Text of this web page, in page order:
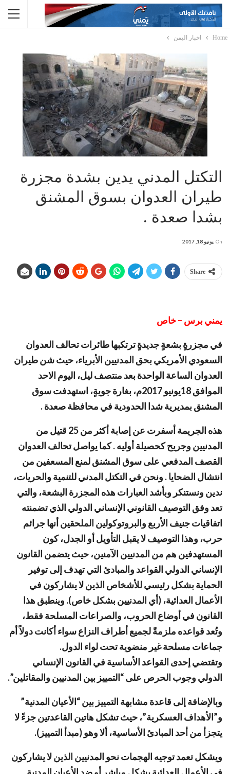
Home اخبار اليمن
التكتل المدني يدين بشدة مجزرة
طيران العدوان بسوق المشنق
بشدا صعدة .
On يونيو 18, 2017
Share
يمني برس – خاص
في مجزرةٍ بشعةٍ جديدةٍ ترتكبها طائرات تحالف العدوان
السعودي الأمريكي بحق المدنيين الأبرياء، حيث شن طيران
العدوان الساعة الواحدة بعد منتصف ليل، اليوم الاحد
الموافق 18يونيو 2017م، بغارة جويةٍ، استهدفت سوق
المشنق بمديرية شدا الحدودية في محافظة صعدة .
هذه الجريمة أسفرت عن إصابة أكثر من 25 قتيل من
المدنيين وجريح كحصيلة أوليه .كما يواصل تحالف العدوان
القصف المدفعي على سوق المشنق لمنع المسعفين من
انتشال الضحايا . ونحن في التكتل المدني للتنمية والحريات،
ندين ونستنكر وبأشد العبارات هذه المجزرة البشعة، والتي
تعد وفق التوصيف القانوني الإنساني الدولي الذي تضمنته
اتفاقيات جنيف الأربع والبروتوكولين الملحقين أنها جرائم
حرب، وهذا التوصيف لا يقبل التأويل أو الجدل، كون
المستهدفين هم من المدنيين الآمنين، حيث يتضمن القانون
الإنساني الدولي القواعد والمبادئ التي تهدف إلى توفير
الحماية بشكل رئيسي للأشخاص الذين لا يشاركون في
الأعمال العدائية، (أي المدنيين بشكل خاص). وينطبق هذا
القانون في أوضاع الحروب، والصراعات المسلحة فقط،
وتُعد قواعده ملزمةً لجميع أطراف النزاع سواء أكانت دولاً أم
جماعات مسلحة غير منضوية تحت لواء الدول.
وتقتضي إحدى القواعد الأساسية في القانون الإنساني
الدولي وجوب الحرص على “التمييز بين المدنيين والمقاتلين”.
وبالإضافة إلى قاعدة مشابهة التمييز بين “الأعيان المدنية”
و”الأهداف العسكرية”، حيث تشكل هاتين القاعدتين جزءً لا
يتجزأ من أحد المبادئ الأساسية، ألا وهو (مبدأ التمييز).
ويشكل تعمد توجيه الهجمات نحو المدنيين الذين لا يشاركون